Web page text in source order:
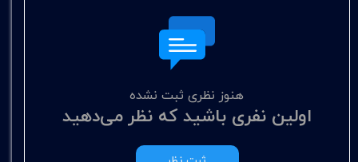
هنوز نظری ثبت نشده
اولین نفری باشید که نظر می‌دهید